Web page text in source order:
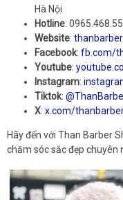
Hà Nội
Hotline:
Website:
Facebook: fb.com/
Youtube:
Instagram:
Tiktok:
X: x.com/
Hãy đến với Than Barber
chăm sóc sắc đẹp chuyên